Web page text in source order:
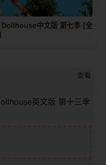
Dollhouse中文版 第七季 [全
查看
英文版 第十三季